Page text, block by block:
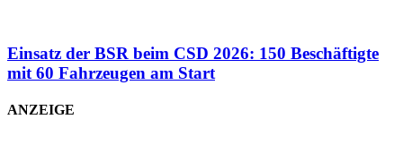
Einsatz der BSR beim CSD 2026: 150 Beschäftigte
mit 60 Fahrzeugen am Start
ANZEIGE